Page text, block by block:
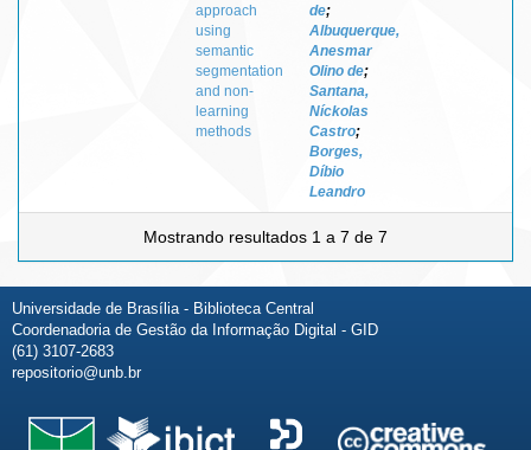
approach
using
semantic
segmentation
and non-
learning
methods
de;
Albuquerque,
Anesmar
Olino de;
Santana,
Níckolas
Castro;
Borges,
Díbio
Leandro
Mostrando resultados 1 a 7 de 7
Universidade de Brasília - Biblioteca Central
Coordenadoria de Gestão da Informação Digital - GID
(61) 3107-2683
repositorio@unb.br